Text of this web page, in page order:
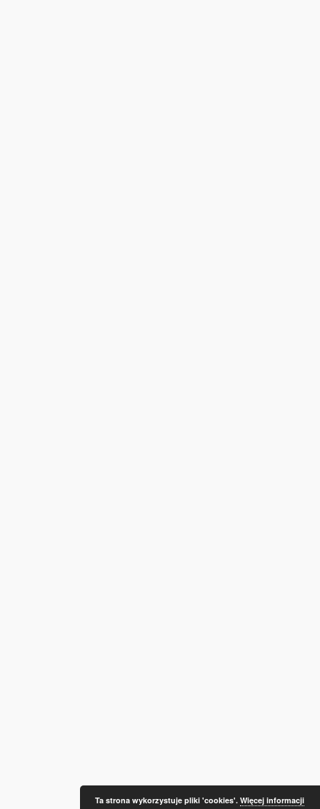
Ta strona wykorzystuje pliki 'cookies'. Więcej informacji